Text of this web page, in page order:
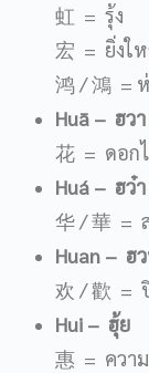
虹 = รุ้ง
宏 = ยิ่งใ
鸿 / 鴻 =
Huā – ฮวา
花 = ดอก
Huá – ฮว๋า
华 / 華 =
Huan – ฮ
欢 / 歡 =
Hui – ฮุ้ย
惠 = ควา